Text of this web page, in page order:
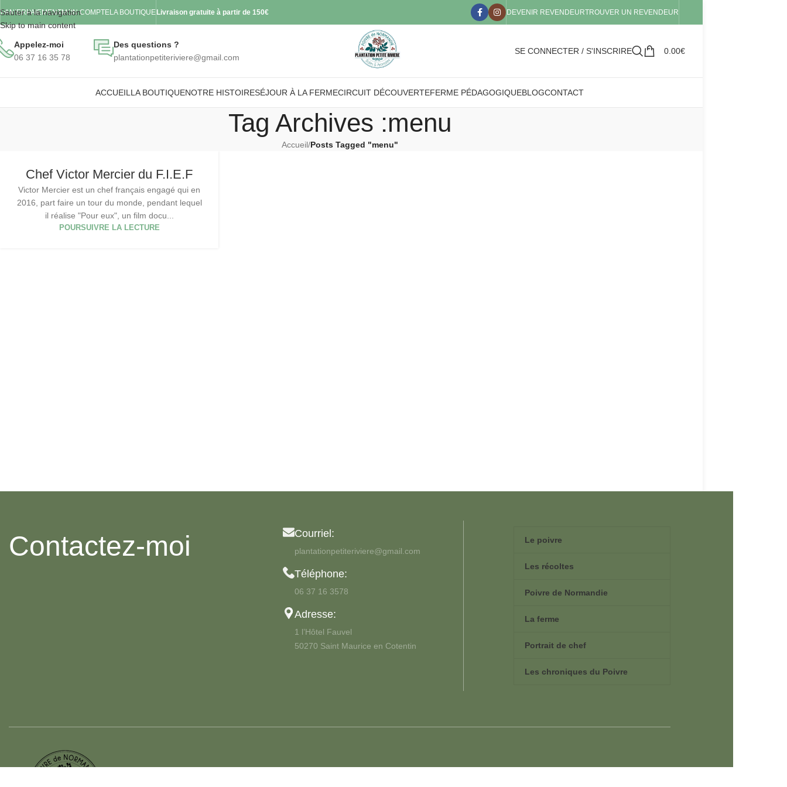
Sauter à la navigation
Skip to main content
PANIERPAIEMENTMON COMPTELA BOUTIQUE Livraison gratuite à partir de 150€ DEVENIR REVENDEURTROUVER UN REVENDEUR
Appelez-moi
06 37 16 35 78
Des questions ?
plantationpetiteriviere@gmail.com
SE CONNECTER / S'INSCRIRE 0.00€
ACCUEIL LA BOUTIQUENOTRE HISTOIRESÉJOUR À LA FERMECIRCUIT DÉCOUVERTEFERME PÉDAGOGIQUEBLOGCONTACT
Tag Archives :menu
Accueil/Posts Tagged "menu"
Chef Victor Mercier du F.I.E.F
Victor Mercier est un chef français engagé qui en
2016, part faire un tour du monde, pendant lequel
il réalise "Pour eux", un film docu...
POURSUIVRE LA LECTURE
Contactez-moi Courriel:
plantationpetiteriviere@gmail.com
Téléphone:
06 37 16 3578
Adresse:
1 l’Hôtel Fauvel
50270 Saint Maurice en Cotentin
Le poivre
Les récoltes
Poivre de Normandie
La ferme
Portrait de chef
Les chroniques du Poivre